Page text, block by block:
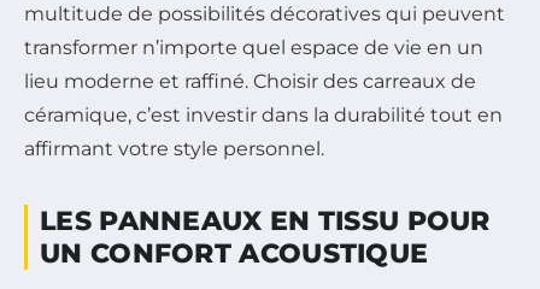
multitude de possibilités décoratives qui peuvent
transformer n’importe quel espace de vie en un
lieu moderne et raffiné. Choisir des carreaux de
céramique, c’est investir dans la durabilité tout en
affirmant votre style personnel.
LES PANNEAUX EN TISSU POUR
UN CONFORT ACOUSTIQUE